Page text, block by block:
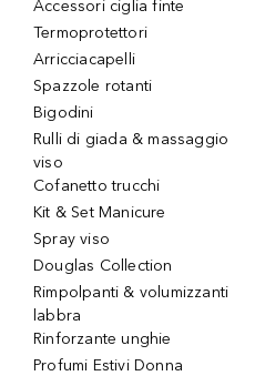
Accessori ciglia finte
Termoprotettori
Arricciacapelli
Spazzole rotanti
Bigodini
Rulli di giada & massaggio
viso
Cofanetto trucchi
Kit & Set Manicure
Spray viso
Douglas Collection
Rimpolpanti & volumizzanti
labbra
Rinforzante unghie
Profumi Estivi Donna